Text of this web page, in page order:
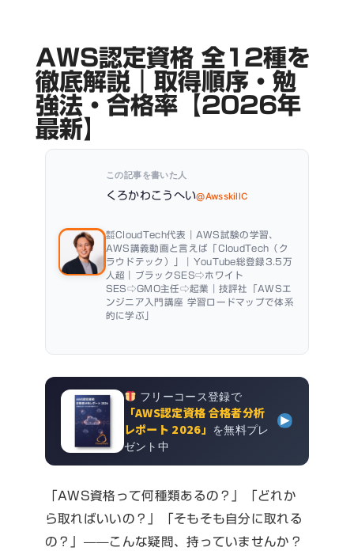
AWS認定資格 全12種を
徹底解説｜取得順序・勉
強法・合格率【2026年
最新】
この記事を書いた人
くろかわこうへい@AwsskillC
㍿CloudTech代表｜AWS試験の学習、
AWS講義動画と言えば「CloudTech（ク
ラウドテック）」｜YouTube総登録3.5万
人超｜ブラックSES⇨ホワイト
SES⇨GMO主任⇨起業｜技評社「AWSエ
ンジニア入門講座 学習ロードマップで体系
的に学ぶ」
フリーコース登録で
「AWS認定資格 合格者分析
レポート 2026」 を無料プレ
ゼント中
「AWS資格って何種類あるの？」「どれか
ら取ればいいの？」「そもそも自分に取れる
の？」——こんな疑問、持っていませんか？